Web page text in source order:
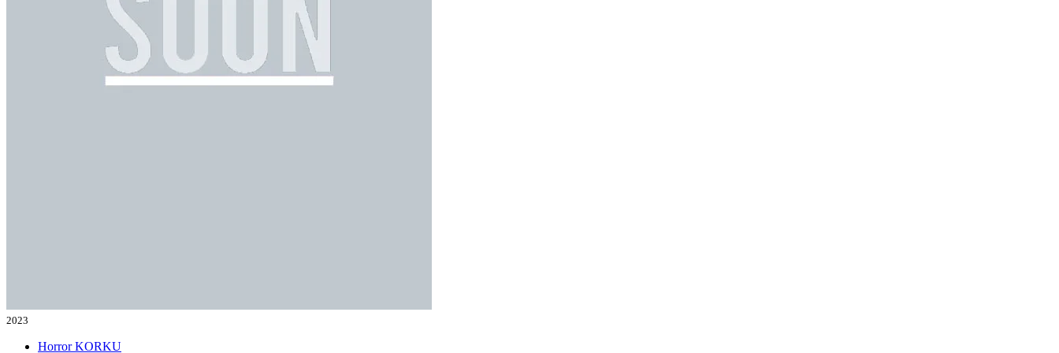
2023
HorrorKORKU